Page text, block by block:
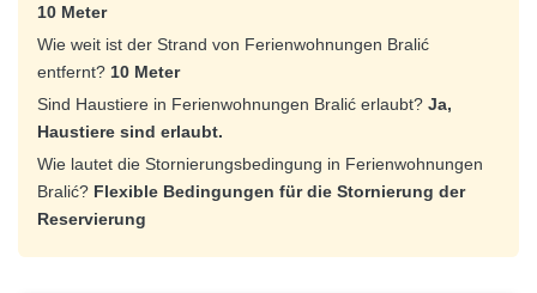
10 Meter
Wie weit ist der Strand von Ferienwohnungen Bralić
entfernt? 10 Meter
Sind Haustiere in Ferienwohnungen Bralić erlaubt? Ja,
Haustiere sind erlaubt.
Wie lautet die Stornierungsbedingung in Ferienwohnungen
Bralić? Flexible Bedingungen für die Stornierung der
Reservierung